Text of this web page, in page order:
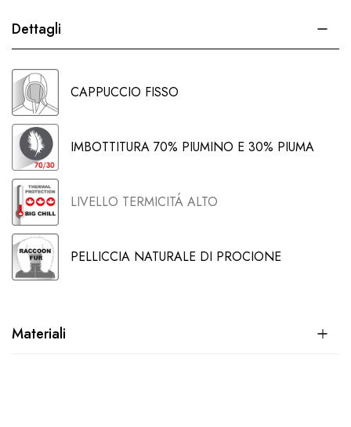
Dettagli
CAPPUCCIO FISSO
IMBOTTITURA 70% PIUMINO E 30% PIUMA
LIVELLO TERMICITÁ ALTO
PELLICCIA NATURALE DI PROCIONE
Materiali